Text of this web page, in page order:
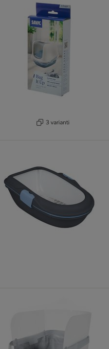
3 varianti